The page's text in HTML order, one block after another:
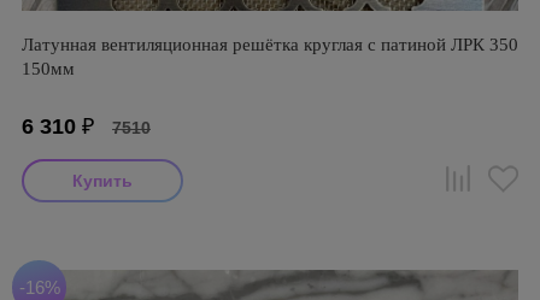
Латунная вентиляционная решётка круглая с патиной ЛРК 350
150мм
6 310 ₽ 7510
-16%